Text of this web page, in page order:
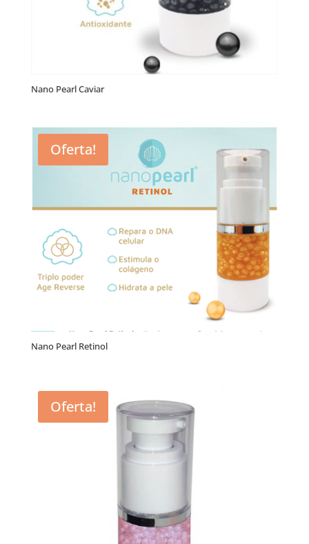
Nano Pearl Caviar
Oferta!
Nano Pearl Retinol
Oferta!